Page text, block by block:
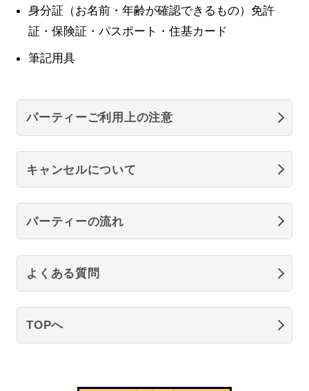
身分証（お名前・年齢が確認できるもの）免許
証・保険証・パスポート・住基カード
筆記用具
パーティーご利用上の注意
キャンセルについて
パーティーの流れ
よくある質問
TOPへ